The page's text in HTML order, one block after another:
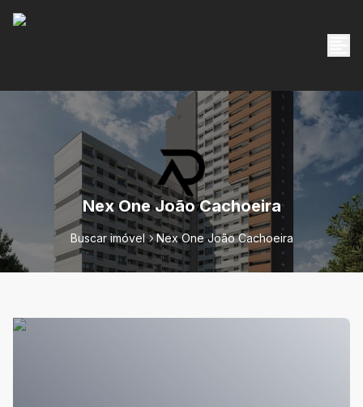
Nex One João Cachoeira
Buscar imóvel Nex One João Cachoeira